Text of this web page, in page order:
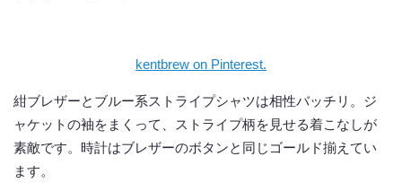
kentbrew on Pinterest.
紺ブレザーとブルー系ストライプシャツは相性バッチリ。ジ
ャケットの袖をまくって、ストライプ柄を見せる着こなしが
素敵です。時計はブレザーのボタンと同じゴールド揃えてい
ます。